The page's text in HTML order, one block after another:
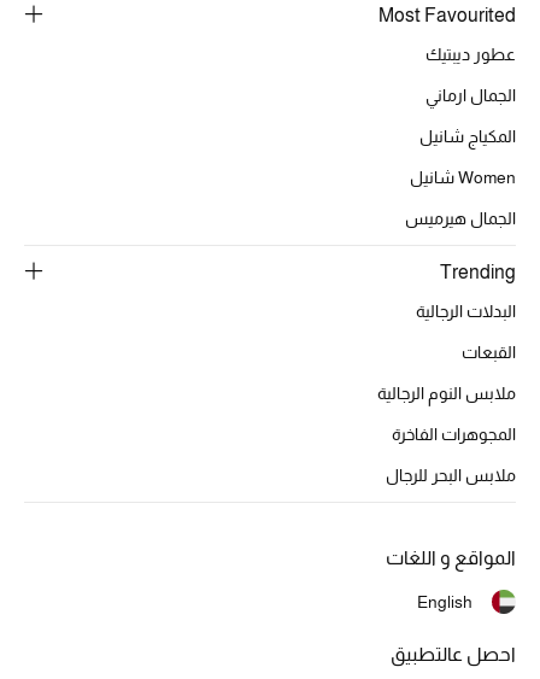
أبرز المصممين
تسوقوا الحقائب
الموسم الجديد
أحذية النسائية
تشكيلة الأحذية
الأحذية الرجالية
أبرز المصممين
Most Favourited
عطور ديبتيك
الجمال ارماني
المكياج شانيل
Women شانيل
الجمال هيرميس
Trending
البدلات الرجالية
القبعات
ملابس النوم الرجالية
المجوهرات الفاخرة
ملابس البحر للرجال
المواقع و اللغات
English
احصل عالتطبيق